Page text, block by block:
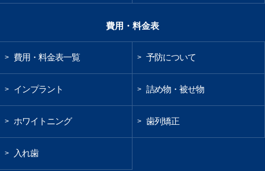
費用・料金表
> 費用・料金表一覧 > 予防について
> インプラント > 詰め物・被せ物
> ホワイトニング > 歯列矯正
> 入れ歯